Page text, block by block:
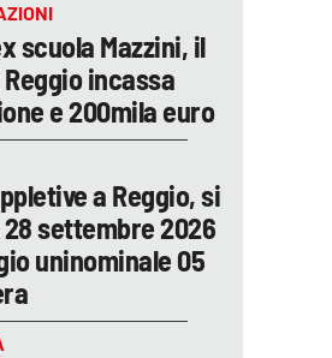
scuola Mazzini, il
incassa
e 200mila euro
a Reggio, si
settembre 2026
uninominale 05